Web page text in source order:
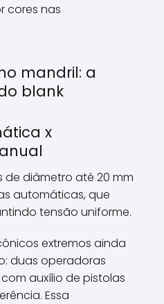
cores nas
mandril: a
blank
x
de diâmetro até 20 mm
automáticas, que
tensão uniforme.
extremos ainda
duas operadoras
auxílio de pistolas
Essa